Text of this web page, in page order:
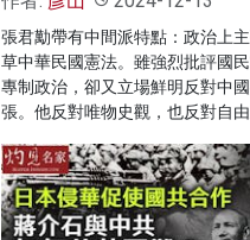
張君勱帶有中間派特點：政治上
草中華民國憲法。雖強烈批評國
專制政治，卻又立場鮮明反對中
張。他反對唯物史觀，也反對自由